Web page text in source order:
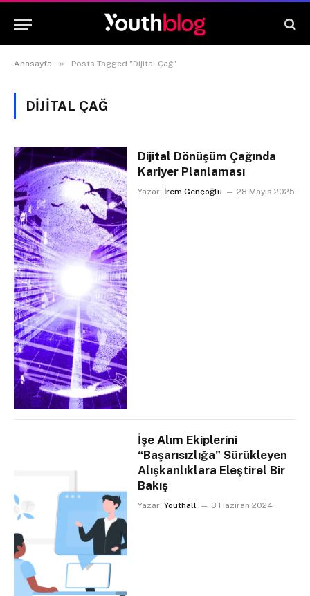
Anasayfa » Posts Tagged "Dijital Çağ"
DIJITAL ÇAĞ
Dijital Dönüşüm Çağında
Kariyer Planlaması
Yazar: İrem Gençoğlu 28 Mayıs 2025
İşe Alım Ekiplerini
“Başarısızlığa” Sürükleyen
Alışkanlıklara Eleştirel Bir
Bakış
Yazar: Youthall 3 Haziran 2024